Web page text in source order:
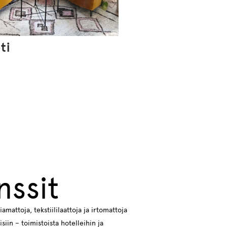
tekstiililaattoja ja irtomattoja
– toimistoista hotelleihin ja